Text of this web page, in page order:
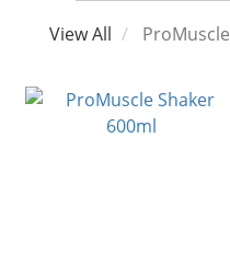
View All ProMuscle